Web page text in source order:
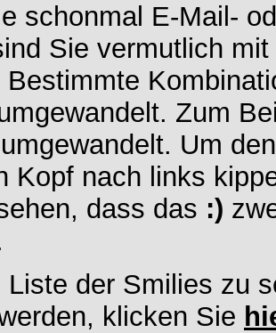
schonmal E-Mail-
Sie vermutlich
Zum
Um
Kopf nach links
dass das :)
Liste der Smilies zu
klicken Sie